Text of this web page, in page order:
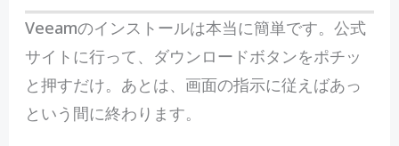
Veeamのインストールは本当に簡単です。公式
サイトに行って、ダウンロードボタンをポチッ
と押すだけ。あとは、画面の指示に従えばあっ
という間に終わります。